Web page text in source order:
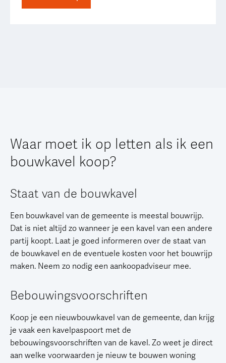
Waar moet ik op letten als ik een
bouwkavel koop?
Staat van de bouwkavel
Een bouwkavel van de gemeente is meestal bouwrijp.
Dat is niet altijd zo wanneer je een kavel van een andere
partij koopt. Laat je goed informeren over de staat van
de bouwkavel en de eventuele kosten voor het bouwrijp
maken. Neem zo nodig een aankoopadviseur mee.
Bebouwingsvoorschriften
Koop je een nieuwbouwkavel van de gemeente, dan krijg
je vaak een kavelpaspoort met de
bebouwingsvoorschriften van de kavel. Zo weet je direct
aan welke voorwaarden je nieuw te bouwen woning